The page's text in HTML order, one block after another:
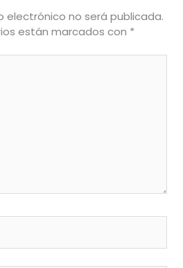
electrónico no será publicada.
están marcados con *